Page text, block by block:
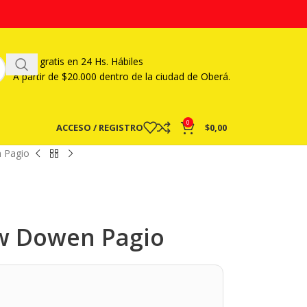
Envío gratis en 24 Hs. Hábiles
A partirde $20.000 dentro de la ciudad de Oberá.
ACCESO / REGISTRO 0 $0,00
Pagio
Dowen Pagio